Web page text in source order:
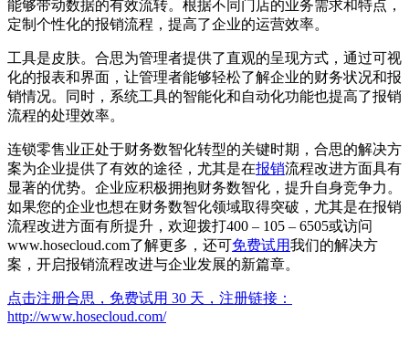
能够带动数据的有效流转。根据不同门店的业务需求和特点，
定制个性化的报销流程，提高了企业的运营效率。
工具是皮肤。合思为管理者提供了直观的呈现方式，通过可视
化的报表和界面，让管理者能够轻松了解企业的财务状况和报
销情况。同时，系统工具的智能化和自动化功能也提高了报销
流程的处理效率。
连锁零售业正处于财务数智化转型的关键时期，合思的解决方
案为企业提供了有效的途径，尤其是在报销流程改进方面具有
显著的优势。企业应积极拥抱财务数智化，提升自身竞争力。
如果您的企业也想在财务数智化领域取得突破，尤其是在报销
流程改进方面有所提升，欢迎拨打400 – 105 – 6505或访问
www.hosecloud.com了解更多，还可免费试用我们的解决方
案，开启报销流程改进与企业发展的新篇章。
点击注册合思，免费试用 30 天，注册链接：
http://www.hosecloud.com/